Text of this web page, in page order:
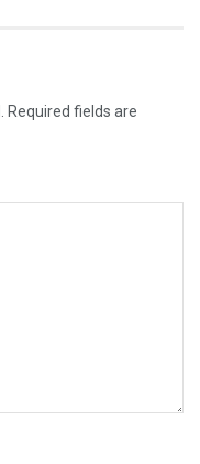
Required fields are